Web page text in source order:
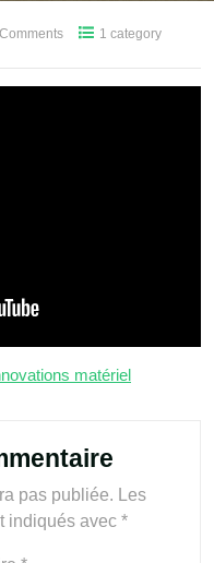
1 category
matériel
pas publiée.
Les
indiqués avec *